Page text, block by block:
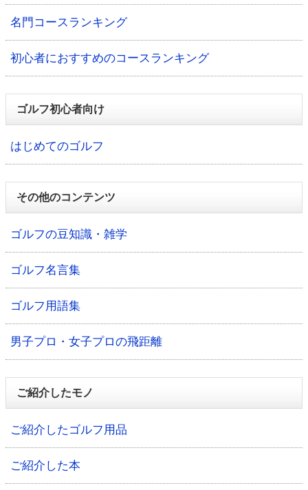
名門コースランキング
初心者におすすめのコースランキング
ゴルフ初心者向け
はじめてのゴルフ
その他のコンテンツ
ゴルフの豆知識・雑学
ゴルフ名言集
ゴルフ用語集
男子プロ・女子プロの飛距離
ご紹介したモノ
ご紹介したゴルフ用品
ご紹介した本